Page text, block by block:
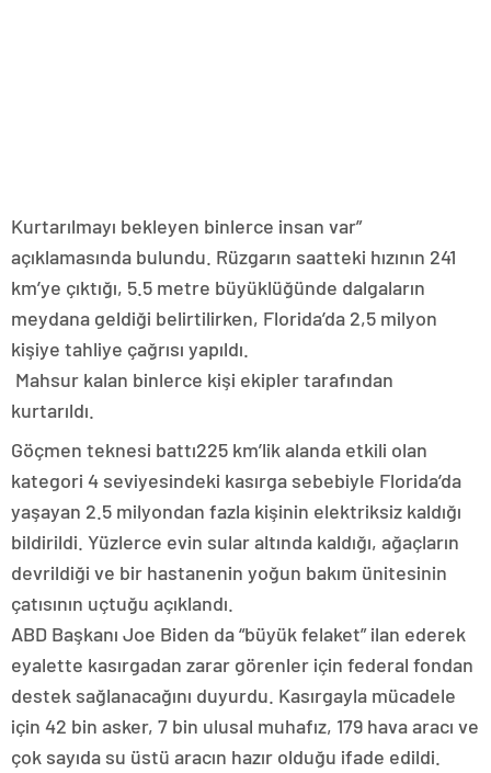
Kurtarılmayı bekleyen binlerce insan var”
açıklamasında bulundu. Rüzgarın saatteki hızının 241
km’ye çıktığı, 5.5 metre büyüklüğünde dalgaların
meydana geldiği belirtilirken, Florida’da 2,5 milyon
kişiye tahliye çağrısı yapıldı.
Mahsur kalan binlerce kişi ekipler tarafından
kurtarıldı.
Göçmen teknesi battı225 km’lik alanda etkili olan
kategori 4 seviyesindeki kasırga sebebiyle Florida’da
yaşayan 2.5 milyondan fazla kişinin elektriksiz kaldığı
bildirildi. Yüzlerce evin sular altında kaldığı, ağaçların
devrildiği ve bir hastanenin yoğun bakım ünitesinin
çatısının uçtuğu açıklandı.
ABD Başkanı Joe Biden da “büyük felaket” ilan ederek
eyalette kasırgadan zarar görenler için federal fondan
destek sağlanacağını duyurdu. Kasırgayla mücadele
için 42 bin asker, 7 bin ulusal muhafız, 179 hava aracı ve
çok sayıda su üstü aracın hazır olduğu ifade edildi.